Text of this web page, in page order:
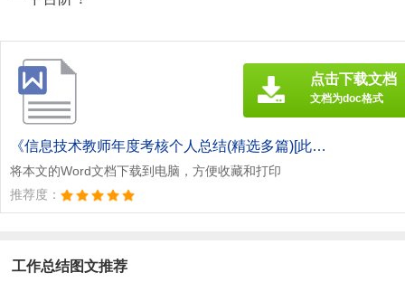
《信息技术教师年度考核个人总结(精选多篇)[此文共4198字].doc》
将本文的Word文档下载到电脑，方便收藏和打印
推荐度：
点击下载文档
文档为doc格式
工作总结图文推荐